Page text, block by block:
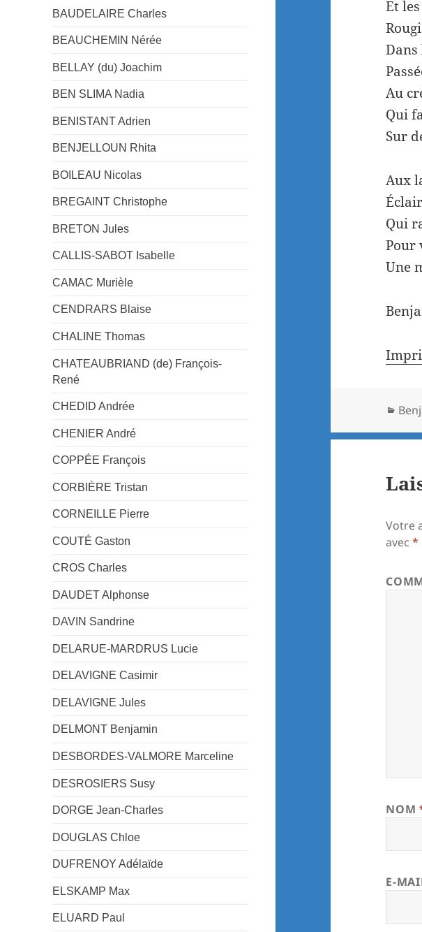
BAUDELAIRE Charles
BEAUCHEMIN Nérée
BELLAY (du) Joachim
BEN SLIMA Nadia
BENISTANT Adrien
BENJELLOUN Rhita
BOILEAU Nicolas
BREGAINT Christophe
BRETON Jules
CALLIS-SABOT Isabelle
CAMAC Murièle
CENDRARS Blaise
CHALINE Thomas
CHATEAUBRIAND (de) François-
René
CHEDID Andrée
CHENIER André
COPPÉE François
CORBIÈRE Tristan
CORNEILLE Pierre
COUTÉ Gaston
CROS Charles
DAUDET Alphonse
DAVIN Sandrine
DELARUE-MARDRUS Lucie
DELAVIGNE Casimir
DELAVIGNE Jules
DELMONT Benjamin
DESBORDES-VALMORE Marceline
DESROSIERS Susy
DORGE Jean-Charles
DOUGLAS Chloe
DUFRENOY Adélaïde
ELSKAMP Max
ELUARD Paul
Et
Au
Qui
Sur
Aux
Qui
Pour
Une
Votre
avec*
NOM
E-